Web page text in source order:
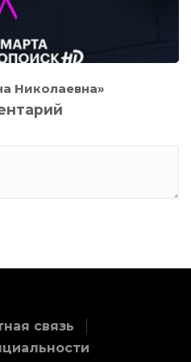
Николаевна»
связь